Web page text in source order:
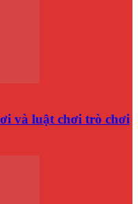
và luật chơi trò chơi